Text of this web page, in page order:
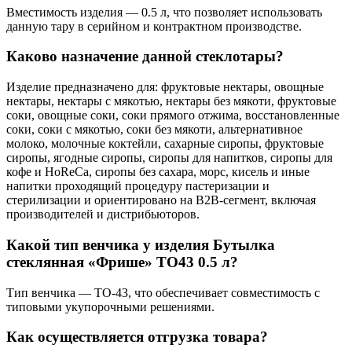
Вместимость изделия — 0.5 л, что позволяет использовать
данную тару в серийном и контрактном производстве.
Каково назначение данной стеклотары?
Изделие предназначено для: фруктовые нектары, овощные
нектары, нектары с мякотью, нектары без мякоти, фруктовые
соки, овощные соки, соки прямого отжима, восстановленные
соки, соки с мякотью, соки без мякоти, альтернативное
молоко, молочные коктейли, сахарные сиропы, фруктовые
сиропы, ягодные сиропы, сиропы для напитков, сиропы для
кофе и HoReCa, сиропы без сахара, морс, кисель и иные
напитки проходящий процедуру пастеризации и
стерилизации и ориентировано на B2B-сегмент, включая
производителей и дистрибьюторов.
Какой тип венчика у изделия Бутылка
стеклянная «Фрише» ТО43 0.5 л?
Тип венчика — TO-43, что обеспечивает совместимость с
типовыми укупорочными решениями.
Как осуществляется отгрузка товара?